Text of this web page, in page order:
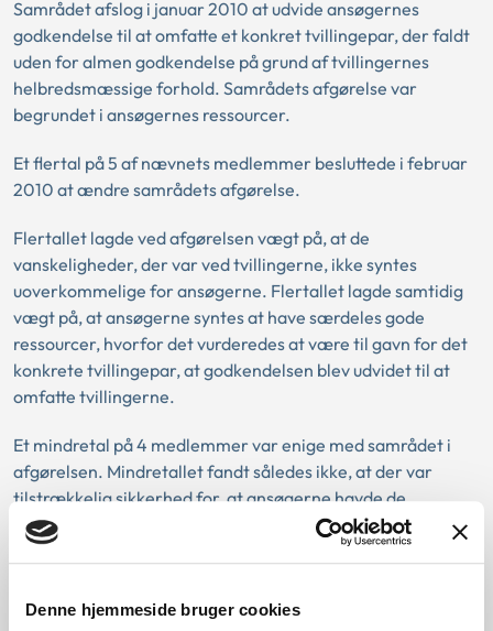
Denne hjemmeside bruger cookies
Samrådet afslog i januar 2010 at udvide ansøgernes
godkendelse til at omfatte et konkret tvillingepar, der faldt
uden for almen godkendelse på grund af tvillingernes
helbredsmæssige forhold. Samrådets afgørelse var
begrundet i ansøgernes ressourcer.
Et flertal på 5 af nævnets medlemmer besluttede i februar
2010 at ændre samrådets afgørelse.
Flertallet lagde ved afgørelsen vægt på, at de
vanskeligheder, der var ved tvillingerne, ikke syntes
uoverkommelige for ansøgerne. Flertallet lagde samtidig
vægt på, at ansøgerne syntes at have særdeles gode
ressourcer, hvorfor det vurderedes at være til gavn for det
konkrete tvillingepar, at godkendelsen blev udvidet til at
omfatte tvillingerne.
Et mindretal på 4 medlemmer var enige med samrådet i
afgørelsen. Mindretallet fandt således ikke, at der var
tilstrækkelig sikkerhed for, at ansøgerne havde de
nødvendige ressourcer til at adoptere det konkrete
tvillingepar, der begge faldt uden for almen godkendelse,